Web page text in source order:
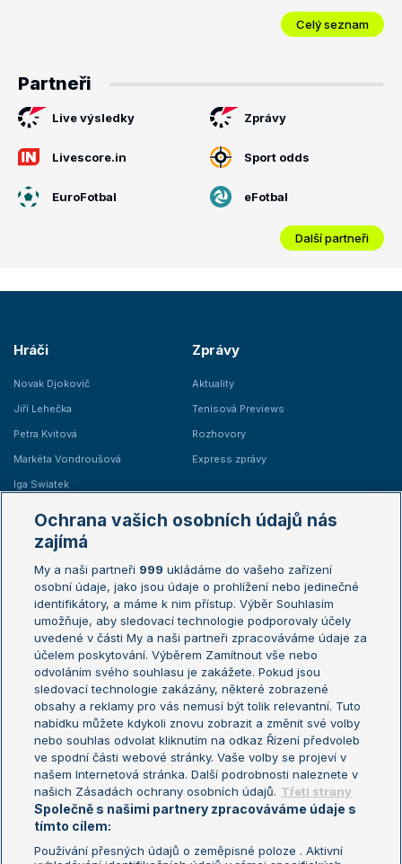
Celý seznam
Partneři
Live výsledky Zprávy
Livescore.in Sport odds
EuroFotbal eFotbal
Další partneři
Hráči
Novak Djokovič
Jiří Lehečka
Petra Kvitová
Markéta Vondroušová
Iga Swiatek
Zprávy
Aktuality
Tenisová Previews
Rozhovory
Express zprávy
Žebříčky
Žebříček ATP (muži)
Žebříček WTA (ženy)
Sázkařský žebříček
Australian Open
French Open
Wimbledon
US Open
Turnaj mistrů
Turnaj mistryň
Aktualní trendy
Fotbalové přestupy
Livesport Daily
LS Prague Open
Ochrana vašich osobních údajů nás
zajímá
My a naši partneři 999 ukládáme do vašeho zařízení
osobní údaje, jako jsou údaje o prohlížení nebo jedinečné
identifikátory, a máme k nim přístup. Výběr Souhlasím
umožňuje, aby sledovací technologie podporovaly účely
uvedené v části My a naši partneři zpracováváme údaje za
účelem poskytování. Výběrem Zamítnout vše nebo
odvoláním svého souhlasu je zakážete. Pokud jsou
sledovací technologie zakázány, některé zobrazené
obsahy a reklamy pro vás nemusí být tolik relevantní. Tuto
nabídku můžete kdykoli znovu zobrazit a změnit své volby
nebo souhlas odvolat kliknutím na odkaz Řízení předvoleb
ve spodní části webové stránky. Vaše volby se projeví v
našem Internetová stránka. Další podrobnosti naleznete v
našich Zásadách ochrany osobních údajů. Třetí strany
Společně s našimi partnery zpracováváme údaje s
tímto cílem:
Používání přesných údajů o zeměpisné poloze . Aktivní